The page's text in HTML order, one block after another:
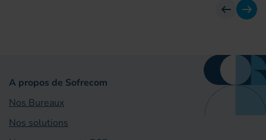
Avant
A propos de Sofrecom
Nos Bureaux
Nos solutions